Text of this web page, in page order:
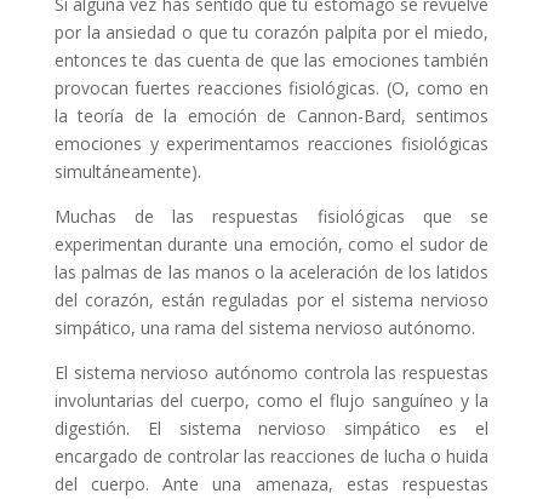
por la ansiedad o que tu corazón palpita por el miedo,
entonces te das cuenta de que las emociones también
provocan fuertes reacciones fisiológicas. (O, como en
la teoría de la emoción de Cannon-Bard, sentimos
emociones y experimentamos reacciones fisiológicas
simultáneamente).
Muchas de las respuestas fisiológicas que se
experimentan durante una emoción, como el sudor de
las palmas de las manos o la aceleración de los latidos
del corazón, están reguladas por el sistema nervioso
simpático, una rama del sistema nervioso autónomo.
El sistema nervioso autónomo controla las respuestas
involuntarias del cuerpo, como el flujo sanguíneo y la
digestión. El sistema nervioso simpático es el
encargado de controlar las reacciones de lucha o huida
del cuerpo. Ante una amenaza, estas respuestas